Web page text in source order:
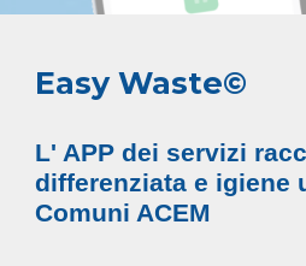
Easy Waste©
L' APP dei servizi
differenziata e igiene
Comuni ACEM